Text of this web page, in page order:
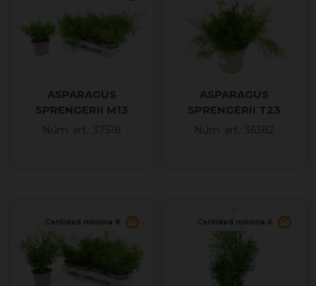
ASPARAGUS
SPRENGERII M13
Núm. art.: 37518
ASPARAGUS
SPRENGERII T23
Núm. art.: 36382
Cantidad mínima 8 Cantidad mínima 6